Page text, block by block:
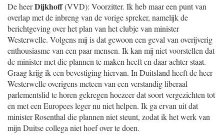
De heerDijkhoff(VVD): Voorzitter. Ik heb maar een punt van
overlap met de inbreng van de vorige spreker, namelijk de
berichtgeving over het plan van het clubje van minister
Westerwelle. Volgens mij is dat gewoon een geval van overijverig
enthousiasme van een paar mensen. Ik kan mij niet voorstellen dat
de minister met die plannen te maken heeft en daar achter staat.
Graag krijg ik een bevestiging hiervan. In Duitsland heeft de heer
Westerwelle overigens meteen van een verstandig liberaal
parlementslid te horen gekregen hoezeer dat soort vergezichten tot
en met een Europees leger nu niet helpen. Ik ga ervan uit dat
minister Rosenthal die plannen niet steunt, zodat ik het werk van
mijn Duitse collega niet hoef over te doen.